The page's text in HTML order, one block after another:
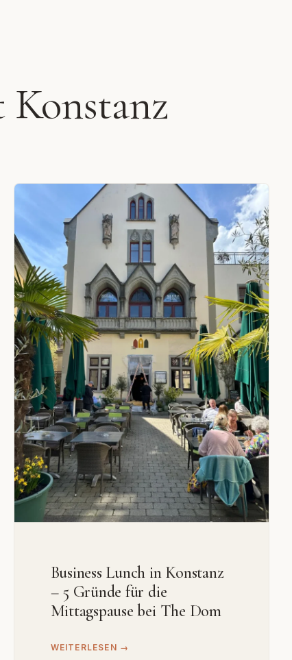
Konstanz
Business Lunch in Konstanz
– 5 Gründe für die
Mittagspause bei The Dom
WEITERLESEN →